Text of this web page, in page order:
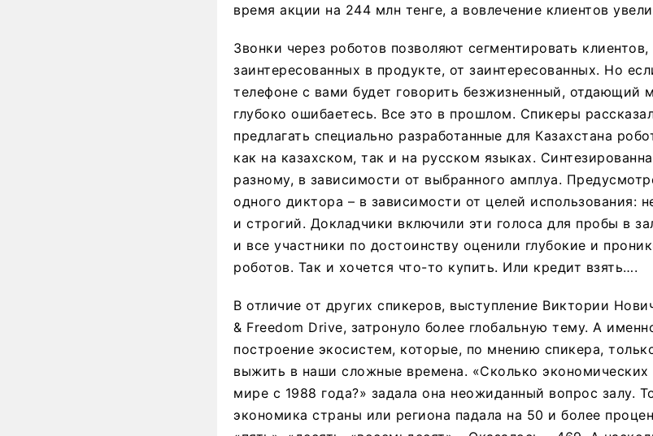
время акции на 244 млн тенге, а вовлечение клиентов
Звонки через роботов позволяют сегментировать
заинтересованных в продукте, от заинтересованных. Но
телефоне с вами будет говорить безжизненный, отдающий
глубоко ошибаетесь. Все это в прошлом. Спикеры
предлагать специально разработанные для Казахстана
как на казахском, так и на русском языках.
разному, в зависимости от выбранного амплуа.
одного диктора – в зависимости от целей использования:
и строгий. Докладчики включили эти голоса для пробы в
и все участники по достоинству оценили глубокие и
роботов. Так и хочется что-то купить. Или кредит взять….
В отличие от других спикеров, выступление Виктории
& Freedom Drive, затронуло более глобальную тему. А
построение экосистем, которые, по мнению спикера,
выжить в наши сложные времена. «Сколько
мире с 1988 года?» задала она неожиданный вопрос залу.
экономика страны или региона падала на 50 и более